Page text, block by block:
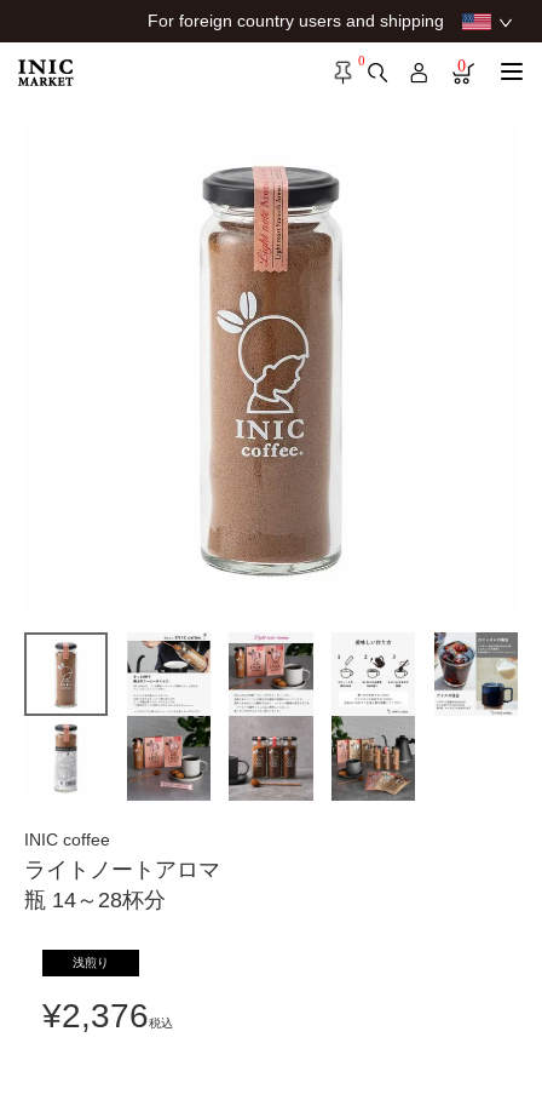
For foreign country users and shipping
0 0
INIC coffee
ライトノートアロマ
瓶 14～28杯分
浅煎り
¥2,376税込